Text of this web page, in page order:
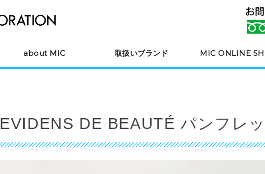
化粧品・コスメ販売の株式
about MIC 取扱いブランド MIC ONLINE
EVIDENS DE BEAUTÉ パンフレ